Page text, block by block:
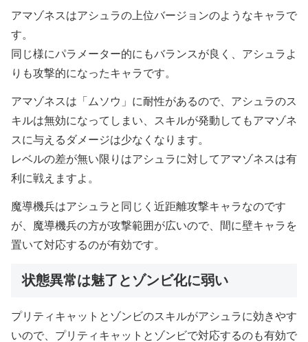
アマゾネスはアシュラの上位バージョンのようなキャラで
す。
同じ様にパラメーター的にもバランスが良く、アシュラよ
りも攻撃的になったキャラです。
アマゾネスは「ムソウ」に耐性があるので、アシュラのス
キルは無効になってしまい、スキルが発動してもアマゾネ
スに与えるダメージは少なくなります。
レベルの差が無い限りはアシュラに対してアマゾネスは有
利に戦えますよ。
魔導機兵はアシュラと同じく近距離攻撃キャラなのです
が、魔導機兵の方が攻撃範囲が広いので、間に壁キャラを
置いて対応するのが有効です。
状態異常は魅了とゾンビ化に弱い
プリティキャットとゾンビのスキルがアシュラに効きやす
いので、プリティキャットとゾンビで対応するのも有効で